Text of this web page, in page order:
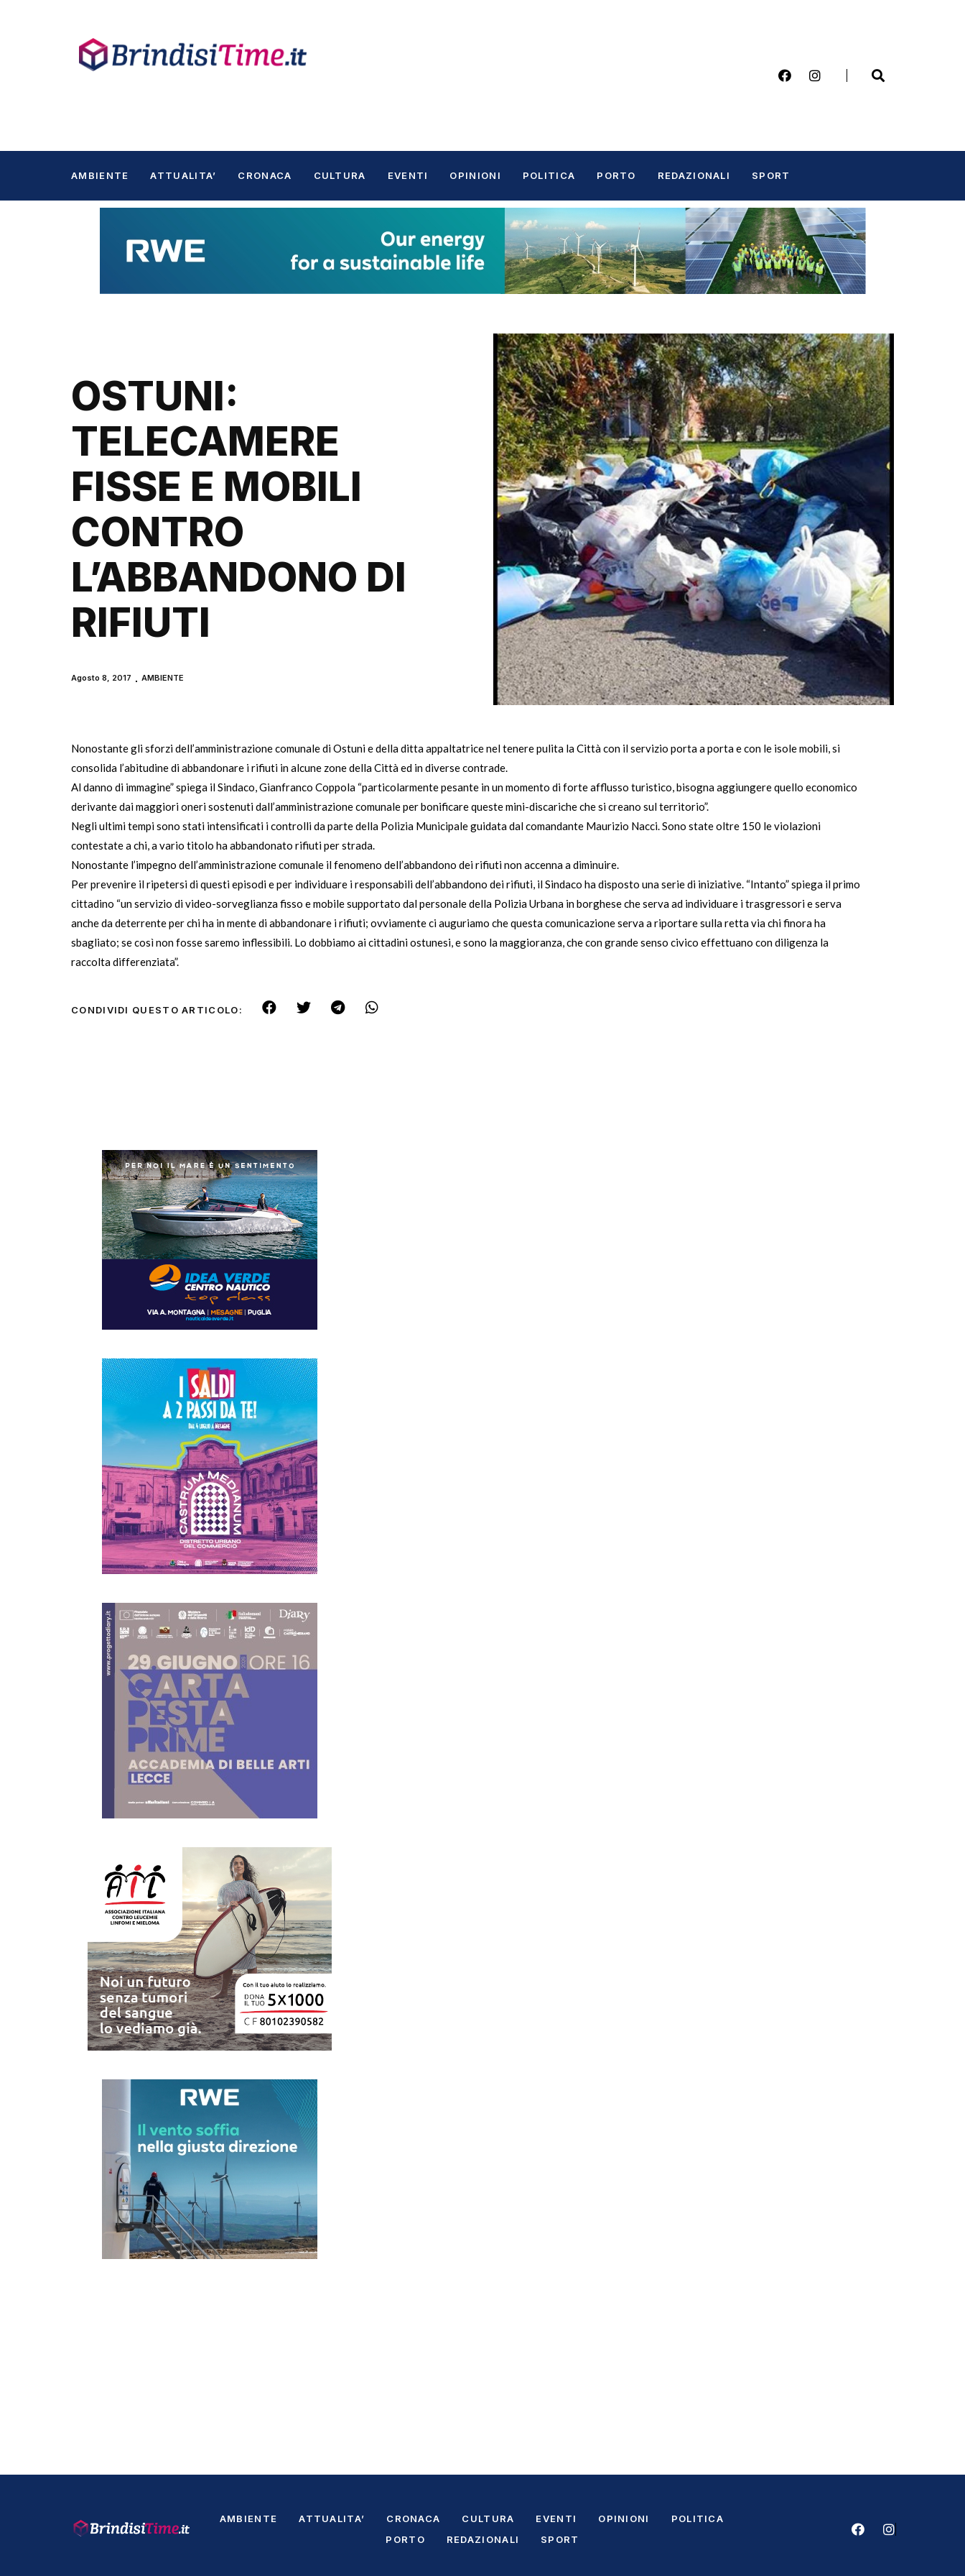
AMBIENTE ATTUALITA’ CRONACA CULTURA EVENTI OPINIONI POLITICA PORTO REDAZIONALI SPORT
OSTUNI:
TELECAMERE
FISSE E MOBILI
CONTRO
L’ABBANDONO DI
RIFIUTI
Agosto 8, 2017 AMBIENTE
Nonostante gli sforzi dell’amministrazione comunale di Ostuni e della ditta appaltatrice nel tenere pulita la Città con il servizio porta a porta e con le isole mobili, si
consolida l’abitudine di abbandonare i rifiuti in alcune zone della Città ed in diverse contrade.
Al danno di immagine” spiega il Sindaco, Gianfranco Coppola “particolarmente pesante in un momento di forte afflusso turistico, bisogna aggiungere quello economico
derivante dai maggiori oneri sostenuti dall’amministrazione comunale per bonificare queste mini-discariche che si creano sul territorio”.
Negli ultimi tempi sono stati intensificati i controlli da parte della Polizia Municipale guidata dal comandante Maurizio Nacci. Sono state oltre 150 le violazioni
contestate a chi, a vario titolo ha abbandonato rifiuti per strada.
Nonostante l’impegno dell’amministrazione comunale il fenomeno dell’abbandono dei rifiuti non accenna a diminuire.
Per prevenire il ripetersi di questi episodi e per individuare i responsabili dell’abbandono dei rifiuti, il Sindaco ha disposto una serie di iniziative. “Intanto” spiega il primo
cittadino “un servizio di video-sorveglianza fisso e mobile supportato dal personale della Polizia Urbana in borghese che serva ad individuare i trasgressori e serva
anche da deterrente per chi ha in mente di abbandonare i rifiuti; ovviamente ci auguriamo che questa comunicazione serva a riportare sulla retta via chi finora ha
sbagliato; se così non fosse saremo inflessibili. Lo dobbiamo ai cittadini ostunesi, e sono la maggioranza, che con grande senso civico effettuano con diligenza la
raccolta differenziata”.
CONDIVIDI QUESTO ARTICOLO:
AMBIENTE ATTUALITA’ CRONACA CULTURA EVENTI OPINIONI
POLITICA
PORTO
REDAZIONALI SPORT